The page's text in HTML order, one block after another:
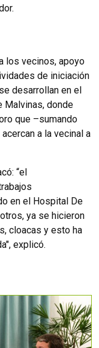
los vecinos, apoyo
de iniciación
desarrollan en el
Malvinas, donde
que –sumando
a la vecinal a
“el
en el Hospital De
ya se hicieron
cloacas y esto ha
explicó.